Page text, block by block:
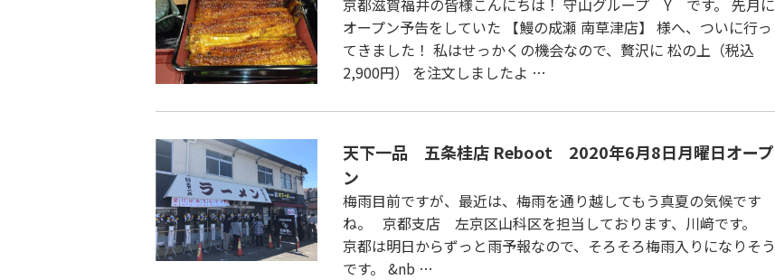
京都滋賀福井の皆様こんにちは！ 守山グループ Y です。 先月に
オープン予告をしていた 【鰻の成瀬 南草津店】 様へ、ついに行っ
てきました！ 私はせっかくの機会なので、贅沢に 松の上（税込
2,900円） を注文しましたよ …
天下一品 五条桂店 Reboot 2020年6月8日月曜日オープ
ン
梅雨目前ですが、最近は、梅雨を通り越してもう真夏の気候です
ね。 京都支店 左京区山科区を担当しております、川﨑です。
京都は明日からずっと雨予報なので、そろそろ梅雨入りになりそう
です。 &nb …